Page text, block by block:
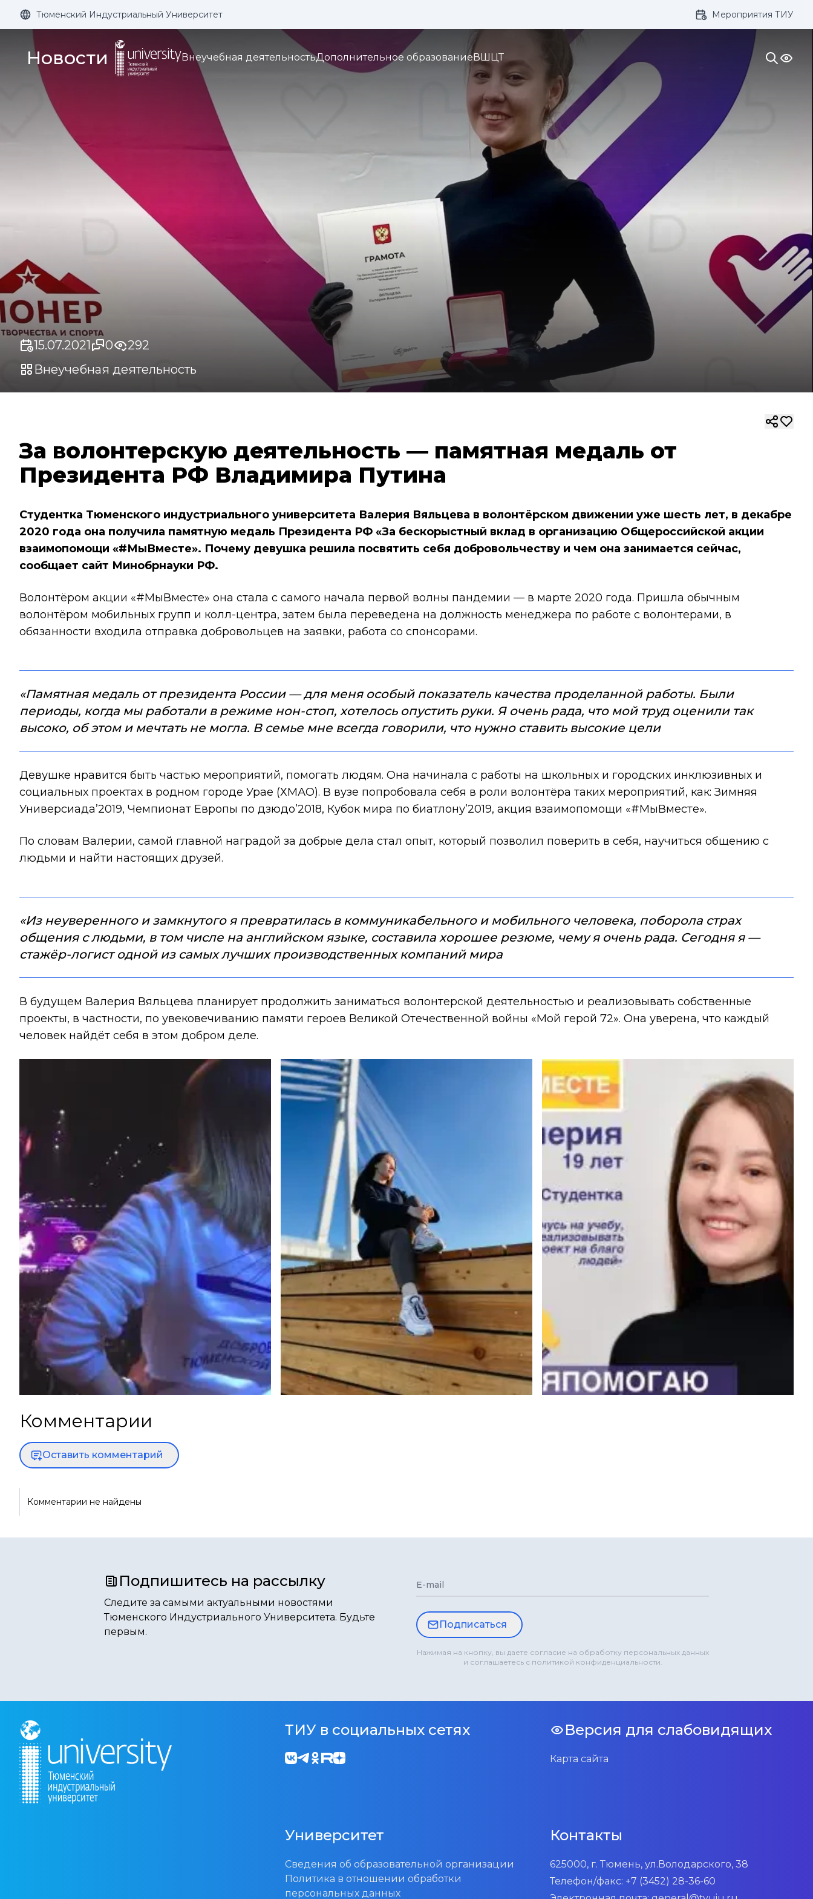
Размер шрифта: Цвет: Изображения: Кернинг: 1x 2x 3x Озвучивание:
Тюменский Индустриальный Университет Мероприятия ТИУ
Новости Внеучебная деятельностьДополнительное образованиеВШЦТ
15.07.2021 0
292
Внеучебная деятельность
За волонтерскую деятельность — памятная медаль от
Президента РФ Владимира Путина
Студентка Тюменского индустриального университета Валерия Вяльцева в волонтёрском движении уже шесть лет, в декабре
2020 года она получила памятную медаль Президента РФ «За бескорыстный вклад в организацию Общероссийской акции
взаимопомощи «#МыВместе». Почему девушка решила посвятить себя добровольчеству и чем она занимается сейчас,
сообщает сайт Минобрнауки РФ.
Волонтёром акции «#МыВместе» она стала с самого начала первой волны пандемии — в марте 2020 года. Пришла обычным
волонтёром мобильных групп и колл-центра, затем была переведена на должность менеджера по работе с волонтерами, в
обязанности входила отправка добровольцев на заявки, работа со спонсорами.
«Памятная медаль от президента России — для меня особый показатель качества проделанной работы. Были
периоды, когда мы работали в режиме нон-стоп, хотелось опустить руки. Я очень рада, что мой труд оценили так
высоко, об этом и мечтать не могла. В семье мне всегда говорили, что нужно ставить высокие цели
Девушке нравится быть частью мероприятий, помогать людям. Она начинала с работы на школьных и городских инклюзивных и
социальных проектах в родном городе Урае (ХМАО). В вузе попробовала себя в роли волонтёра таких мероприятий, как: Зимняя
Универсиада’2019, Чемпионат Европы по дзюдо’2018, Кубок мира по биатлону’2019, акция взаимопомощи «#МыВместе».
По словам Валерии, самой главной наградой за добрые дела стал опыт, который позволил поверить в себя, научиться общению с
людьми и найти настоящих друзей.
«Из неуверенного и замкнутого я превратилась в коммуникабельного и мобильного человека, поборола страх
общения с людьми, в том числе на английском языке, составила хорошее резюме, чему я очень рада. Сегодня я —
стажёр-логист одной из самых лучших производственных компаний мира
В будущем Валерия Вяльцева планирует продолжить заниматься волонтерской деятельностью и реализовывать собственные
проекты, в частности, по увековечиванию памяти героев Великой Отечественной войны «Мой герой 72». Она уверена, что каждый
человек найдёт себя в этом добром деле.
Комментарии
Оставить комментарий
Комментарии не найдены
Подпишитесь на рассылку
Следите за самыми актуальными новостями
Тюменского Индустриального Университета. Будьте
первым.
E-mail
Подписаться
Нажимая на кнопку, вы даете согласие на обработку персональных данных
и соглашаетесь с политикой конфиденциальности.
ТИУ в социальных сетях Версия для слабовидящих
Карта сайта
Университет
Сведения об образовательной организации
Политика в отношении обработки
персональных данных
Контакты
625000, г. Тюмень, ул.Володарского, 38
Телефон/факс:+7 (3452) 28-36-60